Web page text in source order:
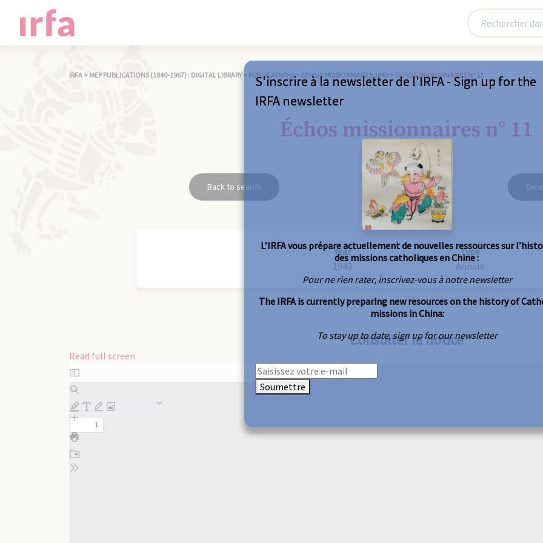
IRFA > MEP PUBLICATIONS (1840-1967) : DIGITAL LIBRARY > PUBLICATIONS > ÉCHOS MISSIONNAIRES 1943 > ÉCHOS MISSIONNAIRES N° 11
Échos missionnaires n° 11
Back to search
Year
1943
Type
Annals
Consulter la notice
Read full screen
Skip
to
PDF
content
S'inscrire à la newsletter de l'IRFA - Sign up for the
IRFA newsletter
L’IRFA vous prépare actuellement de nouvelles ressources sur
des missions catholiques en Chine :
Pour ne rien rater, inscrivez-vous à notre newsletter
The IRFA is currently preparing new resources on the history of
missions in China:
To stay up to date, sign up for our newsletter
Soumettre